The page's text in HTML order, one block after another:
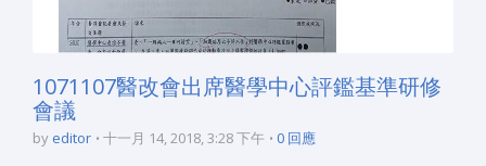
1071107醫改會出席醫學中心評鑑基準研修
會議
by editor 十一月 14, 2018, 3:28 下午 0 回應